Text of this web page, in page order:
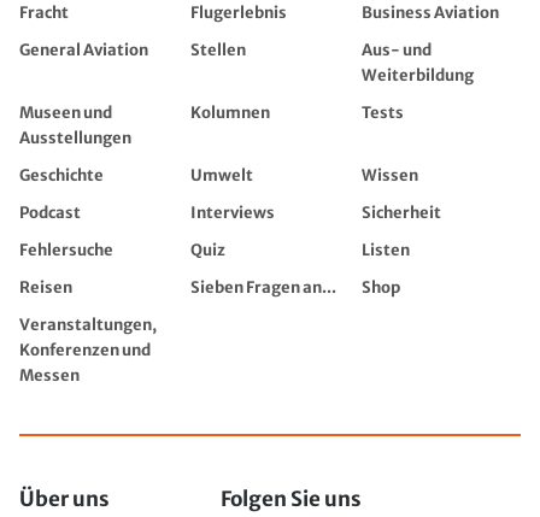
Fracht
Flugerlebnis
Business Aviation
General Aviation
Stellen
Aus- und
Weiterbildung
Museen und
Ausstellungen
Kolumnen Tests
Geschichte Umwelt
Wissen
Podcast
Interviews
Sicherheit
Fehlersuche
Quiz
Listen
Reisen
Sieben Fragen an...
Shop
Veranstaltungen,
Konferenzen und
Messen
Über uns Folgen Sie uns